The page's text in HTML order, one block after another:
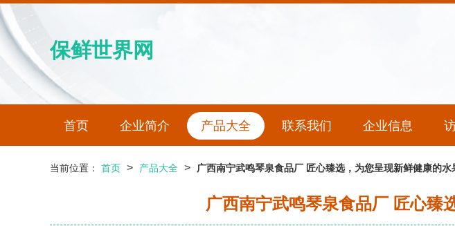
保鲜世界网
首页 企业简介 产品大全 联系我们 企业信息
当前位置： 首页 > 产品大全 > 广西南宁武鸣琴泉食品厂 匠心臻选，为您呈现新鲜健康的水
广西南宁武鸣琴泉食品厂 匠心臻